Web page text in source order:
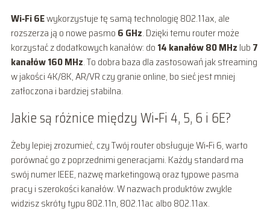
Wi‑Fi 6Ewykorzystuje tę samą technologię 802.11ax, ale
rozszerza ją o nowe pasmo 6 GHz. Dzięki temu router może
korzystać z dodatkowych kanałów: do 14 kanałów 80 MHz lub 7
kanałów 160 MHz. To dobra baza dla zastosowań jak streaming
w jakości 4K/8K, AR/VR czy granie online, bo sieć jest mniej
zatłoczona i bardziej stabilna.
Jakie są różnice między Wi‑Fi 4, 5, 6 i 6E?
Żeby lepiej zrozumieć, czy Twój router obsługuje Wi‑Fi 6, warto
porównać go z poprzednimi generacjami. Każdy standard ma
swój numer IEEE, nazwę marketingową oraz typowe pasma
pracy i szerokości kanałów. W nazwach produktów zwykle
widzisz skróty typu 802.11n, 802.11ac albo 802.11ax.